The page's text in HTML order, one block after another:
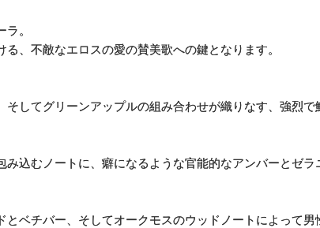
。
、不敵なエロスの愛の賛美歌への鍵となります。
そしてグリーンアップルの組み合わせが織りなす、強烈
み込むノートに、癖になるような官能的なアンバーとゼ
ベチバー、そしてオークモスのウッドノートによって